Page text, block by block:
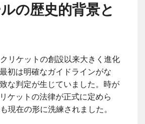
の歴史的背景と
リケットの創設以来大きく進化
初は明確なガイドラインがな
な判定が生じていました。時が
ケットの法律が正式に定めら
現在の形に洗練されました。